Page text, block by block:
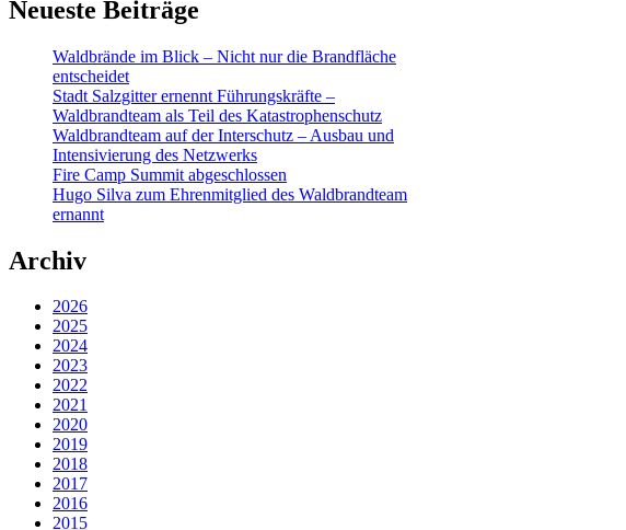
Neueste Beiträge
Waldbrände im Blick – Nicht nur die Brandfläche
entscheidet
Stadt Salzgitter ernennt Führungskräfte –
Waldbrandteam als Teil des Katastrophenschutz
Waldbrandteam auf der Interschutz – Ausbau und
Intensivierung des Netzwerks
Fire Camp Summit abgeschlossen
Hugo Silva zum Ehrenmitglied des Waldbrandteam
ernannt
Archiv
2026
2025
2024
2023
2022
2021
2020
2019
2018
2017
2016
2015